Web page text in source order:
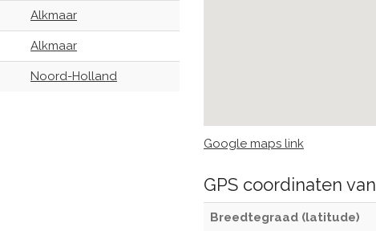
Alkmaar
Alkmaar
Noord-Holland
Google maps link
GPS coordinaten van
Breedtegraad (latitude)